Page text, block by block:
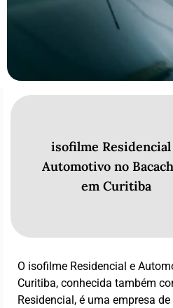
isofilme Residencial
Automotivo no
em Curitiba
O isofilme Residencial e
Curitiba, conhecida também
Residencial, é uma empresa